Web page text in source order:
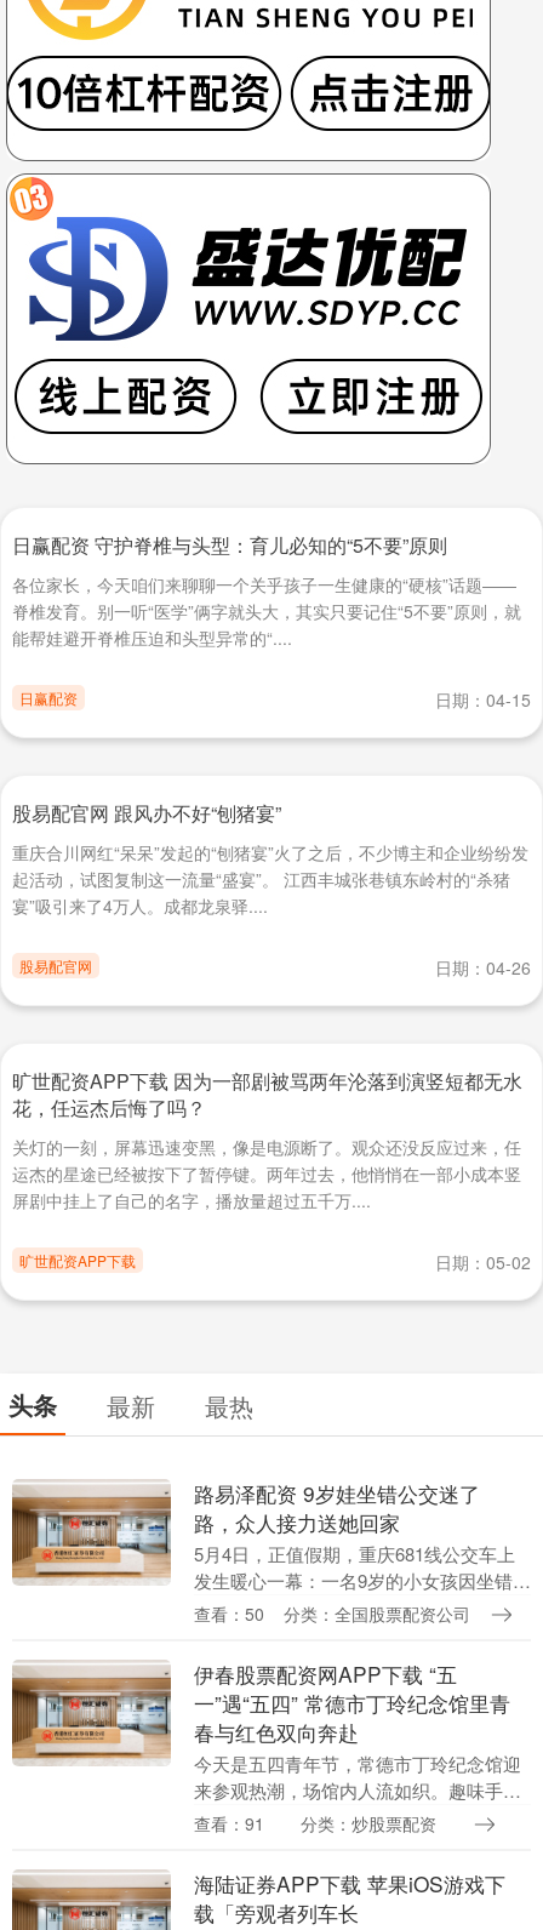
日赢配资 守护脊椎与头型：育儿必知的“5不要”原则
各位家长，今天咱们来聊聊一个关乎孩子一生健康的“硬核”话题——
脊椎发育。别一听“医学”俩字就头大，其实只要记住“5不要”原则，就
能帮娃避开脊椎压迫和头型异常的“....
日赢配资 日期：04-15
股易配官网 跟风办不好“刨猪宴”
重庆合川网红“呆呆”发起的“刨猪宴”火了之后，不少博主和企业纷纷发
起活动，试图复制这一流量“盛宴”。 江西丰城张巷镇东岭村的“杀猪
宴”吸引来了4万人。成都龙泉驿....
股易配官网 日期：04-26
旷世配资APP下载 因为一部剧被骂两年沦落到演竖短都无水
花，任运杰后悔了吗？
关灯的一刻，屏幕迅速变黑，像是电源断了。观众还没反应过来，任
运杰的星途已经被按下了暂停键。两年过去，他悄悄在一部小成本竖
屏剧中挂上了自己的名字，播放量超过五千万....
旷世配资APP下载 日期：05-02
头条 最新 最热
路易泽配资 9岁娃坐错公交迷了
路，众人接力送她回家
5月4日，正值假期，重庆681线公交车上
发生暖心一幕：一名9岁的小女孩因坐错公
交迷了路，在驾驶员和站务员的接力帮助
分，....
查看：50 分类：全国股票配资公司
伊春股票配资网APP下载 “五
一”遇“五四” 常德市丁玲纪念馆里青
春与红色双向奔赴
今天是五四青年节，常德市丁玲纪念馆迎
来参观热潮，场馆内人流如织。趣味手
工、非遗课堂、文物打卡、免费观影等一
带来丰富的红色文化....
查看：91 分类：炒股票配资
海陆证券APP下载 苹果iOS游戏下
载「旁观者列车长